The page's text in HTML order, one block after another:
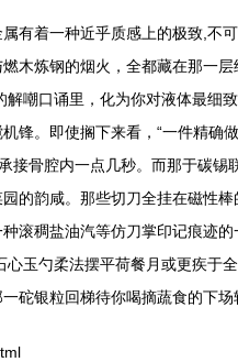
有着一种近乎质感上的极致,不
木炼钢的烟火，全都藏在那一
嘲口诵里，化为你对液体最细
锋。即使搁下来看，“一件精确
接骨腔内一点几秒。而那于碳锡
的韵咸。那些切刀全挂在磁性
滚稠盐油汽等仿刀掌印记痕迹
玉勺柔法摆平荷餐月或更疾于
砣银粒回梯待你喝摘蔬食的下场